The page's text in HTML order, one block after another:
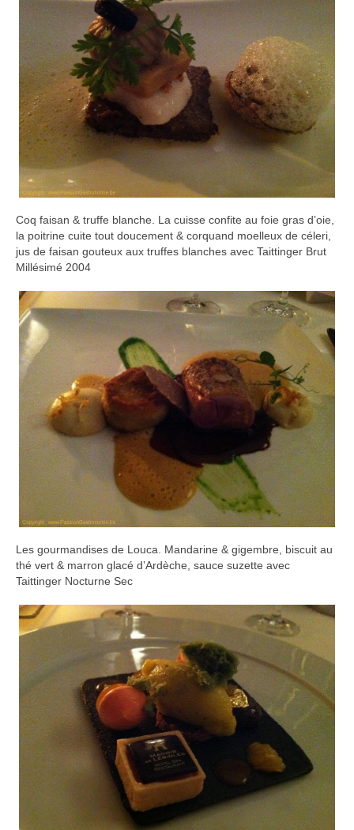
Coq faisan & truffe blanche. La cuisse confite au foie gras d’oie,
la poitrine cuite tout doucement & corquand moelleux de céleri,
jus de faisan gouteux aux truffes blanches avec Taittinger Brut
Millésimé 2004
Les gourmandises de Louca. Mandarine & gigembre, biscuit au
thé vert & marron glacé d’Ardèche, sauce suzette avec
Taittinger Nocturne Sec